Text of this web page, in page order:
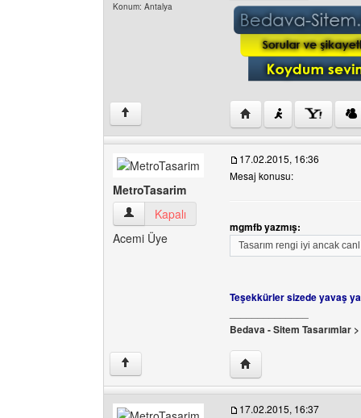
Konum: Antalya
↑ Yazarın web sitesini
MetroTasarim
MetroTasarim Kullanıcının profilini görüntüle
Kapalı
Acemi Üye
17.02.2015, 16:36
Mesaj konusu:
mgmfb yazmış:
Tasarım rengi iyi ancak
Teşekkürler sizede yavaş
Bedava - Sitem Tasarımlar >
↑ Yazarın web sitesini
17.02.2015, 16:37